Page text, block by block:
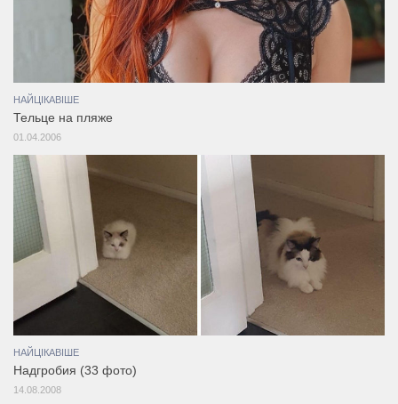
НАЙЦІКАВІШЕ
Тельце на пляже
01.04.2006
НАЙЦІКАВІШЕ
Надгробия (33 фото)
14.08.2008